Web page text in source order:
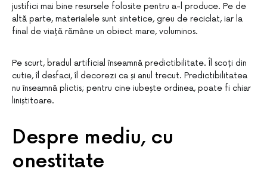
justifici mai bine resursele folosite pentru a-l produce. Pe de
altă parte, materialele sunt sintetice, greu de reciclat, iar la
final de viață rămâne un obiect mare, voluminos.
Pe scurt, bradul artificial înseamnă predictibilitate. Îl scoți din
cutie, îl desfaci, îl decorezi ca și anul trecut. Predictibilitatea
nu înseamnă plictis; pentru cine iubește ordinea, poate fi chiar
liniștitoare.
Despre mediu, cu
onestitate